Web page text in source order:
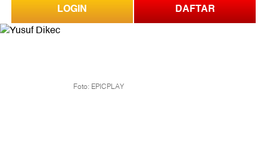
LOGIN DAFTAR
Foto: EPICPLAY